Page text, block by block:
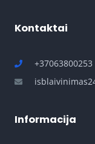
Kontaktai
+37063800253
Informacija